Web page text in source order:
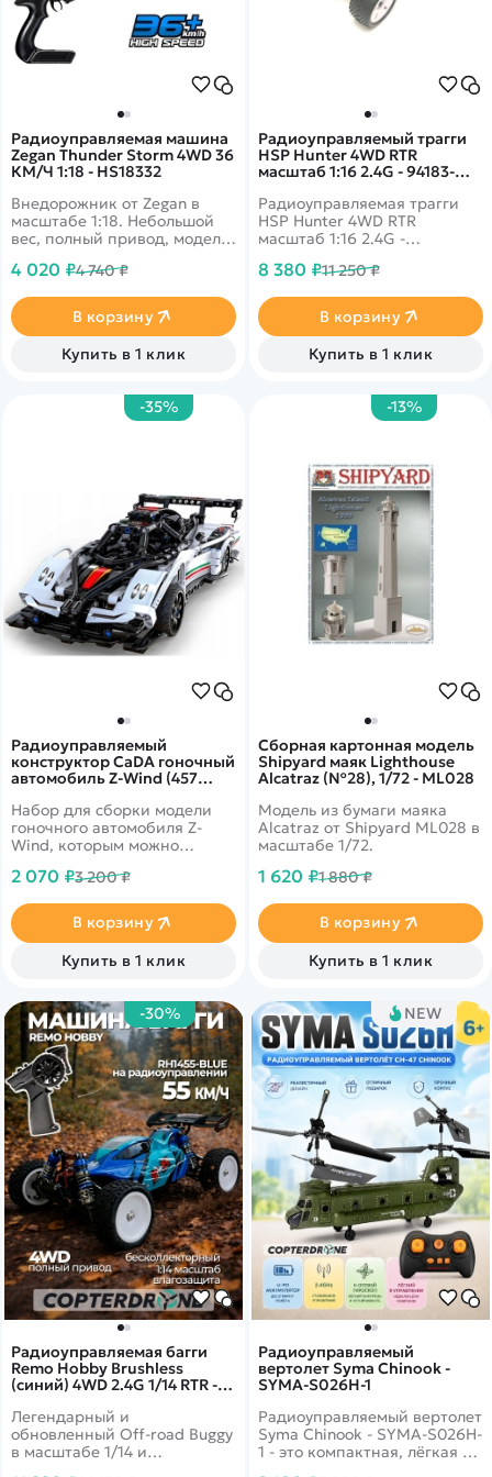
Радиоуправляемая машина
Zegan Thunder Storm 4WD 36
КМ/Ч 1:18 - HS18332
Внедорожник от Zegan в
масштабе 1:18. Небольшой
вес, полный привод, модель
км/ч. Корпус декорирован
узором.
4 020 ₽4 740 ₽
В корзину
Купить в 1 клик
Радиоуправляемый трагги
HSP Hunter 4WD RTR
масштаб 1:16 2.4G - 94183-
Радиоуправляемая трагги
HSP Hunter 4WD RTR
масштаб 1:16 2.4G -
полноприводная модель
электродвигателем RS380.
8 380 ₽11 250 ₽
В корзину
Купить в 1 клик
-35%
Радиоуправляемый
конструктор CaDA гоночный
автомобиль Z-Wind (457
Набор для сборки модели
гоночного автомобиля Z-
Wind, которым можно
по bluetooth.
2 070 ₽3 200 ₽
В корзину
Купить в 1 клик
-13%
Сборная картонная модель
Shipyard маяк Lighthouse
Alcatraz (№28), 1/72 - ML028
Модель из бумаги маяка
Alcatraz от Shipyard ML028 в
масштабе 1/72.
1 620 ₽1 880 ₽
В корзину
Купить в 1 клик
-30%
Радиоуправляемая багги
Remo Hobby Brushless
(синий) 4WD 2.4G 1/14 RTR -
Легендарный и
обновленный Off-road Buggy
в масштабе 1/14 и
NEW
Радиоуправляемый
вертолет Syma Chinook -
SYMA-S026H-1
Радиоуправляемый вертолет
Syma Chinook - SYMA-S026H-
1 - это компактная, лёгкая и